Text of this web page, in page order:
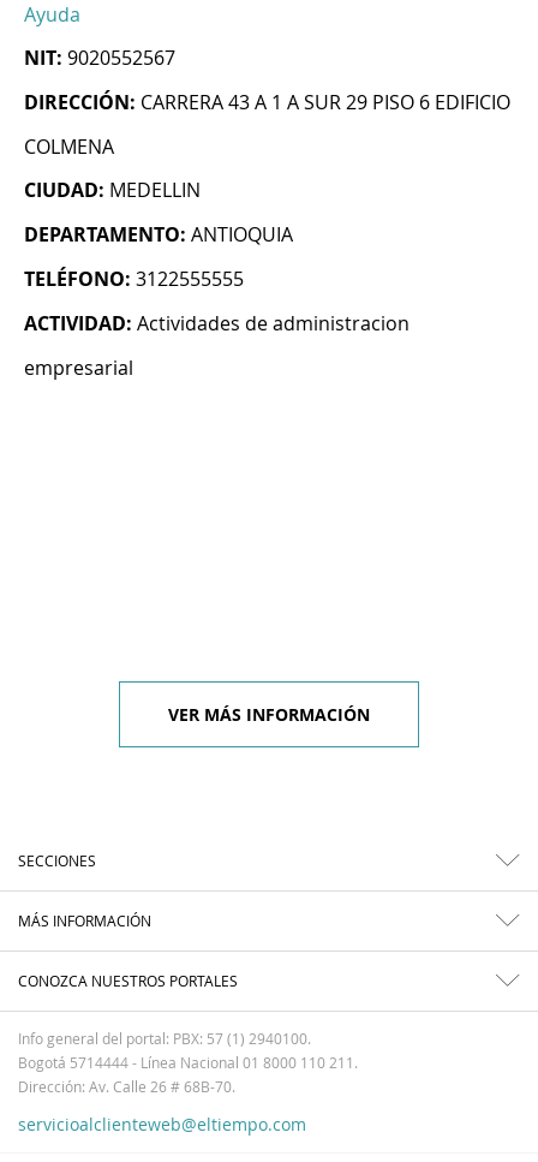
Ayuda
NIT: 9020552567
DIRECCIÓN: CARRERA 43 A 1 A SUR 29 PISO 6 EDIFICIO
COLMENA
CIUDAD: MEDELLIN
DEPARTAMENTO: ANTIOQUIA
TELÉFONO: 3122555555
ACTIVIDAD: Actividades de administracion
empresarial
VER MÁS INFORMACIÓN
SECCIONES
MÁS INFORMACIÓN
CONOZCA NUESTROS PORTALES
Info general del portal: PBX: 57 (1) 2940100.
Bogotá 5714444 - Línea Nacional 01 8000 110 211.
Dirección: Av. Calle 26 # 68B-70.
servicioalclienteweb@eltiempo.com